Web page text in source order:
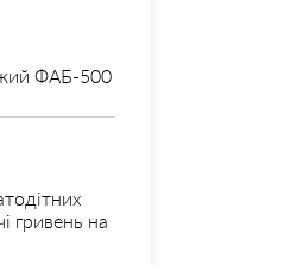
ФАБ-500
гривень на